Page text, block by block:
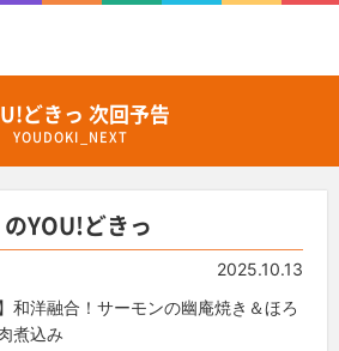
どきっ 次回予告
YOUDOKI_NEXT
YOU!どきっ
2025.10.13
和洋融合！サーモンの幽庵焼き＆ほろ
煮込み